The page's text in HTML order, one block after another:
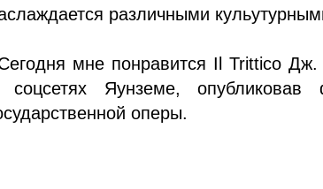
различными
мне понравится Il Trittico Дж.
соцсетях Яунземе, опубликовав
оперы.